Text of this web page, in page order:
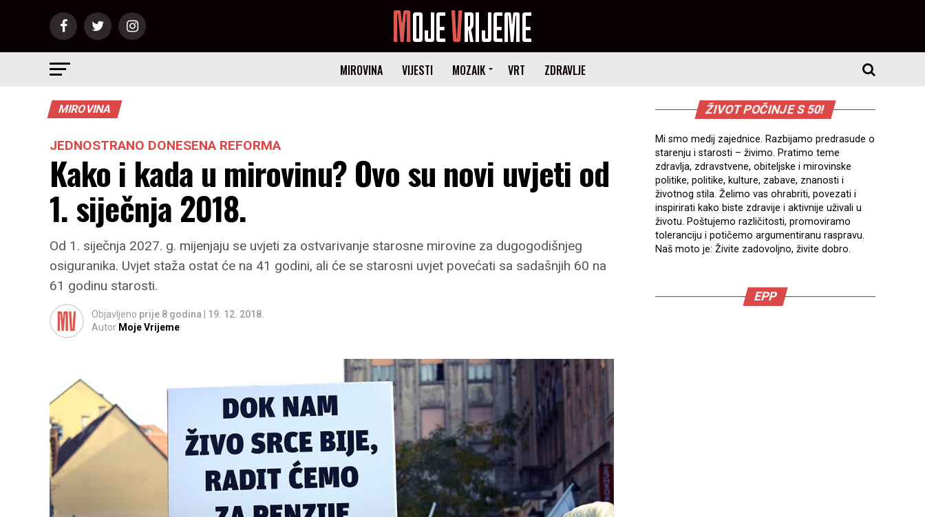
MIROVINA VIJESTI MOZAIK VRT ZDRAVLJE
MIROVINA
JEDNOSTRANO DONESENA REFORMA
Kako i kada u mirovinu? Ovo su novi uvjeti od
1. siječnja 2018.
Od 1. siječnja 2027. g. mijenjaju se uvjeti za ostvarivanje starosne mirovine za dugogodišnjeg
osiguranika. Uvjet staža ostat će na 41 godini, ali će se starosni uvjet povećati sa sadašnjih 60 na
61 godinu starosti.
Objavljeno prije 8 godina
19. 12. 2018.
Autor Moje Vrijeme
ŽIVOT POČINJE S 50!
Mi smo medij zajednice. Razbijamo predrasude o
starenju i starosti – živimo. Pratimo teme
zdravlja, zdravstvene, obiteljske i mirovinske
politike, politike, kulture, zabave, znanosti i
životnog stila. Želimo vas ohrabriti, povezati i
inspirirati kako biste zdravije i aktivnije uživali u
životu. Poštujemo različitosti, promoviramo
toleranciju i potičemo argumentiranu raspravu.
Naš moto je: Živite zadovoljno, živite dobro.
EPP